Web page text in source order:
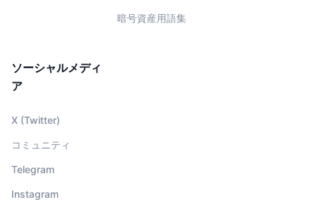
暗号資産用語集
ソーシャルメディ
ア
X (Twitter)
コミュニティ
Telegram
Instagram